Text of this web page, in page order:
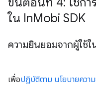
ใน InMobi SDK
ความยินยอมจากผู้ใช้
เพื่อปฏิบัติตาม นโยบายควา